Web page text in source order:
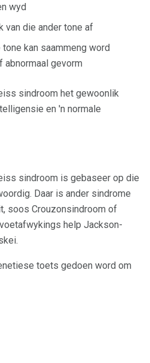
wyd
van die ander tone af
kan saammeng word
gevorm
sindroom het gewoonlik
en 'n normale
sindroom is gebaseer op die
Daar is ander sindrome
soos Crouzonsindroom of
help Jackson-
toets gedoen word om